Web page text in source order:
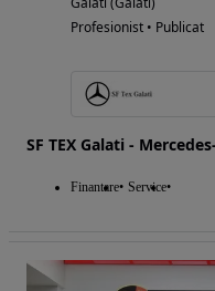
Profesionist • Publicat
SF TEX Galati -
Finantare Service